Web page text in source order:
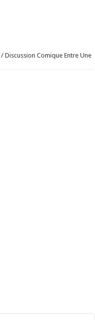
/ Discussion Comique Entre Une